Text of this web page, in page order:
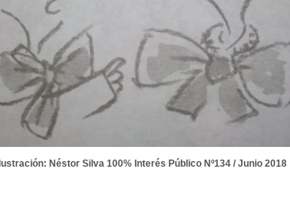
Ilustración: Néstor Silva 100% Interés Público Nº134 / Junio 2018